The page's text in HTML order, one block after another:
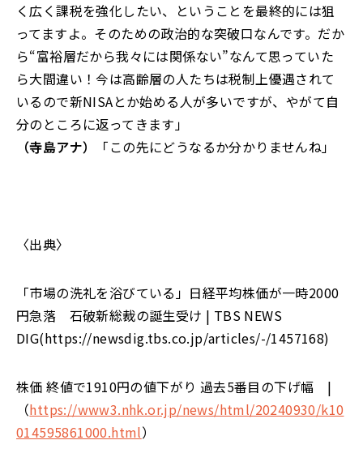
く広く課税を強化したい、ということを最終的には狙
ってますよ。そのための政治的な突破口なんです。だか
ら“富裕層だから我々には関係ない”なんて思っていた
ら大間違い！今は高齢層の人たちは税制上優遇されて
いるので新NISAとか始める人が多いですが、やがて自
分のところに返ってきます」
（寺島アナ）
「この先にどうなるか分かりませんね」
〈出典〉
「市場の洗礼を浴びている」日経平均株価が一時2000
円急落 石破新総裁の誕生受け | TBS NEWS
DIG(https://newsdig.tbs.co.jp/articles/-/1457168)
株価 終値で1910円の値下がり 過去5番目の下げ幅
|
（https://www3.nhk.or.jp/news/html/20240930/k10
014595861000.html）